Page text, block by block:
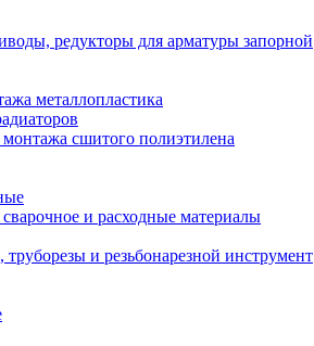
редукторы для арматуры запорной
металлопластика
сшитого полиэтилена
и расходные материалы
и резьбонарезной инструмент